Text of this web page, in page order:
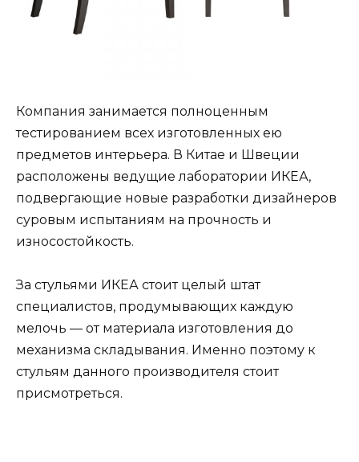
Компания занимается полноценным
тестированием всех изготовленных ею
предметов интерьера. В Китае и Швеции
расположены ведущие лаборатории ИКЕА,
подвергающие новые разработки дизайнеров
суровым испытаниям на прочность и
износостойкость.
За стульями ИКЕА стоит целый штат
специалистов, продумывающих каждую
мелочь — от материала изготовления до
механизма складывания. Именно поэтому к
стульям данного производителя стоит
присмотреться.